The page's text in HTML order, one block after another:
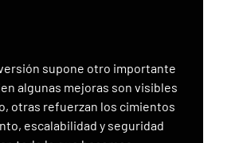
supone otro importante
algunas mejoras son visibles
otras refuerzan los cimientos
escalabilidad y seguridad